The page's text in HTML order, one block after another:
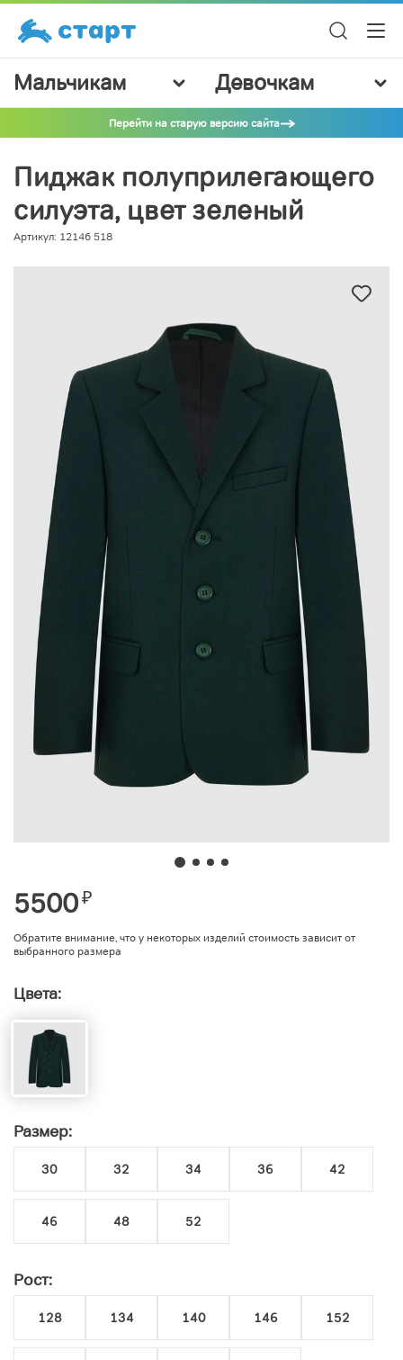
Мальчикам Девочкам
Перейти на старую версию сайта
Пиджак полуприлегающего
силуэта, цвет зеленый
Артикул: 12146 518
5500₽
Обратите внимание, что у некоторых изделий стоимость зависит от
выбранного размера
Цвета:
Размер:
30 32 34 36 42
46 48 52
Рост:
128 134 140 146 152